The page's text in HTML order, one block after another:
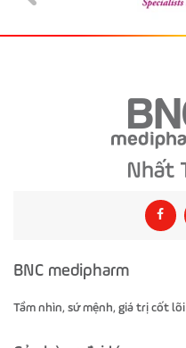
BNC medipharm
Tầm nhìn, sứ mệnh, giá trị cốt lõi